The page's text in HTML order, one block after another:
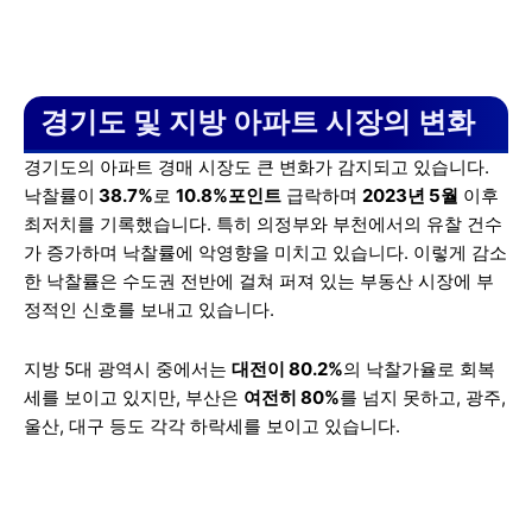
경기도 및 지방 아파트 시장의 변화
경기도의 아파트 경매 시장도 큰 변화가 감지되고 있습니다.
낙찰률이 38.7%로 10.8%포인트 급락하며 2023년 5월 이후
최저치를 기록했습니다. 특히 의정부와 부천에서의 유찰 건수
가 증가하며 낙찰률에 악영향을 미치고 있습니다. 이렇게 감소
한 낙찰률은 수도권 전반에 걸쳐 퍼져 있는 부동산 시장에 부
정적인 신호를 보내고 있습니다.
지방 5대 광역시 중에서는 대전이 80.2%의 낙찰가율로 회복
세를 보이고 있지만, 부산은 여전히 80%를 넘지 못하고, 광주,
울산, 대구 등도 각각 하락세를 보이고 있습니다.